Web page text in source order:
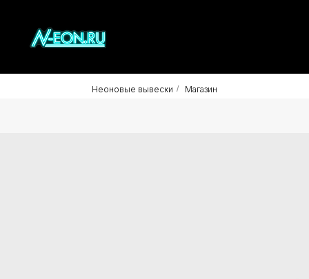
Неоновые вывески / Магазин